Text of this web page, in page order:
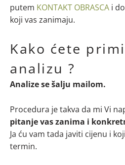
putem KONTAKT OBRASCA i
koji vas zanimaju.
Kako ćete
analizu ?
Analize se šalju mailom.
Procedura je takva da mi Vi
pitanje vas zanima i
Ja ću vam tada javiti cijenu i
termin.